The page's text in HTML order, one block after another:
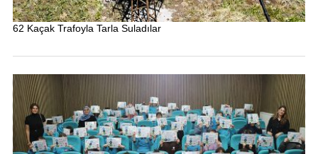
62 Kaçak Trafoyla Tarla Suladılar